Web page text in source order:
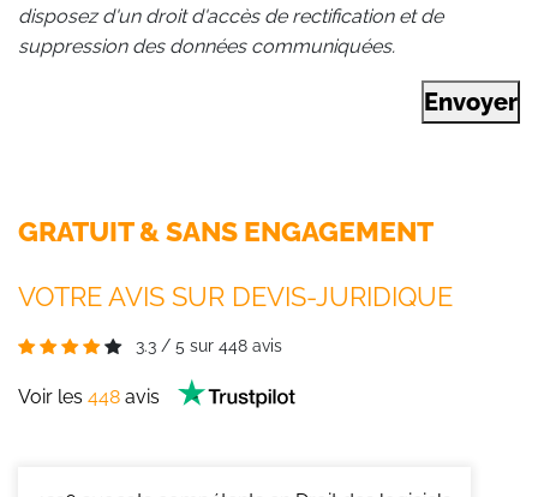
disposez d'un droit d'accès de rectification et de
suppression des données communiquées.
Envoyer
GRATUIT & SANS ENGAGEMENT
VOTRE AVIS SUR DEVIS-JURIDIQUE
3.3 / 5 sur 448 avis
Voir les 448 avis